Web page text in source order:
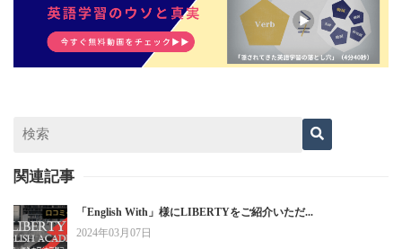
関連記事
「English With」様にLIBERTYをご紹介いただ...
2024年03月07日